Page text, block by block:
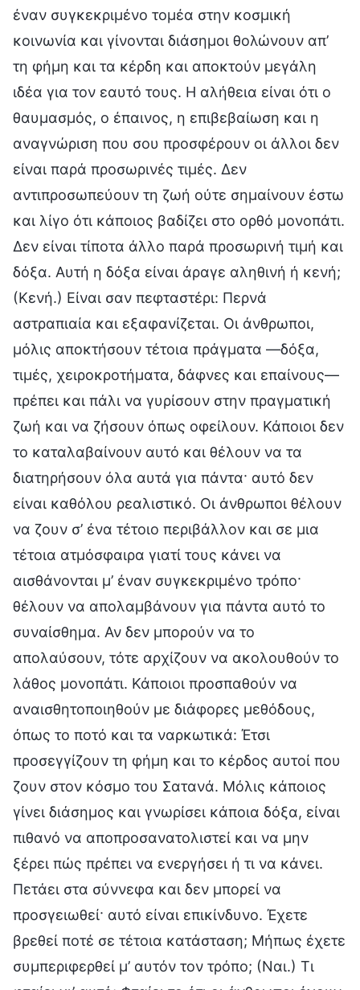
έναν συγκεκριμένο τομέα στην κοσμική
κοινωνία και γίνονται διάσημοι θολώνουν απ’
τη φήμη και τα κέρδη και αποκτούν μεγάλη
ιδέα για τον εαυτό τους. Η αλήθεια είναι ότι ο
θαυμασμός, ο έπαινος, η επιβεβαίωση και η
αναγνώριση που σου προσφέρουν οι άλλοι δεν
είναι παρά προσωρινές τιμές. Δεν
αντιπροσωπεύουν τη ζωή ούτε σημαίνουν έστω
και λίγο ότι κάποιος βαδίζει στο ορθό μονοπάτι.
Δεν είναι τίποτα άλλο παρά προσωρινή τιμή και
δόξα. Αυτή η δόξα είναι άραγε αληθινή ή κενή;
(Κενή.) Είναι σαν πεφταστέρι: Περνά
αστραπιαία και εξαφανίζεται. Οι άνθρωποι,
μόλις αποκτήσουν τέτοια πράγματα —δόξα,
τιμές, χειροκροτήματα, δάφνες και επαίνους—
πρέπει και πάλι να γυρίσουν στην πραγματική
ζωή και να ζήσουν όπως οφείλουν. Κάποιοι δεν
το καταλαβαίνουν αυτό και θέλουν να τα
διατηρήσουν όλα αυτά για πάντα· αυτό δεν
είναι καθόλου ρεαλιστικό. Οι άνθρωποι θέλουν
να ζουν σ’ ένα τέτοιο περιβάλλον και σε μια
τέτοια ατμόσφαιρα γιατί τους κάνει να
αισθάνονται μ’ έναν συγκεκριμένο τρόπο·
θέλουν να απολαμβάνουν για πάντα αυτό το
συναίσθημα. Αν δεν μπορούν να το
απολαύσουν, τότε αρχίζουν να ακολουθούν το
λάθος μονοπάτι. Κάποιοι προσπαθούν να
αναισθητοποιηθούν με διάφορες μεθόδους,
όπως το ποτό και τα ναρκωτικά: Έτσι
προσεγγίζουν τη φήμη και το κέρδος αυτοί που
ζουν στον κόσμο του Σατανά. Μόλις κάποιος
γίνει διάσημος και γνωρίσει κάποια δόξα, είναι
πιθανό να αποπροσανατολιστεί και να μην
ξέρει πώς πρέπει να ενεργήσει ή τι να κάνει.
Πετάει στα σύννεφα και δεν μπορεί να
προσγειωθεί· αυτό είναι επικίνδυνο. Έχετε
βρεθεί ποτέ σε τέτοια κατάσταση; Μήπως έχετε
συμπεριφερθεί μ’ αυτόν τον τρόπο; (Ναι.) Τι